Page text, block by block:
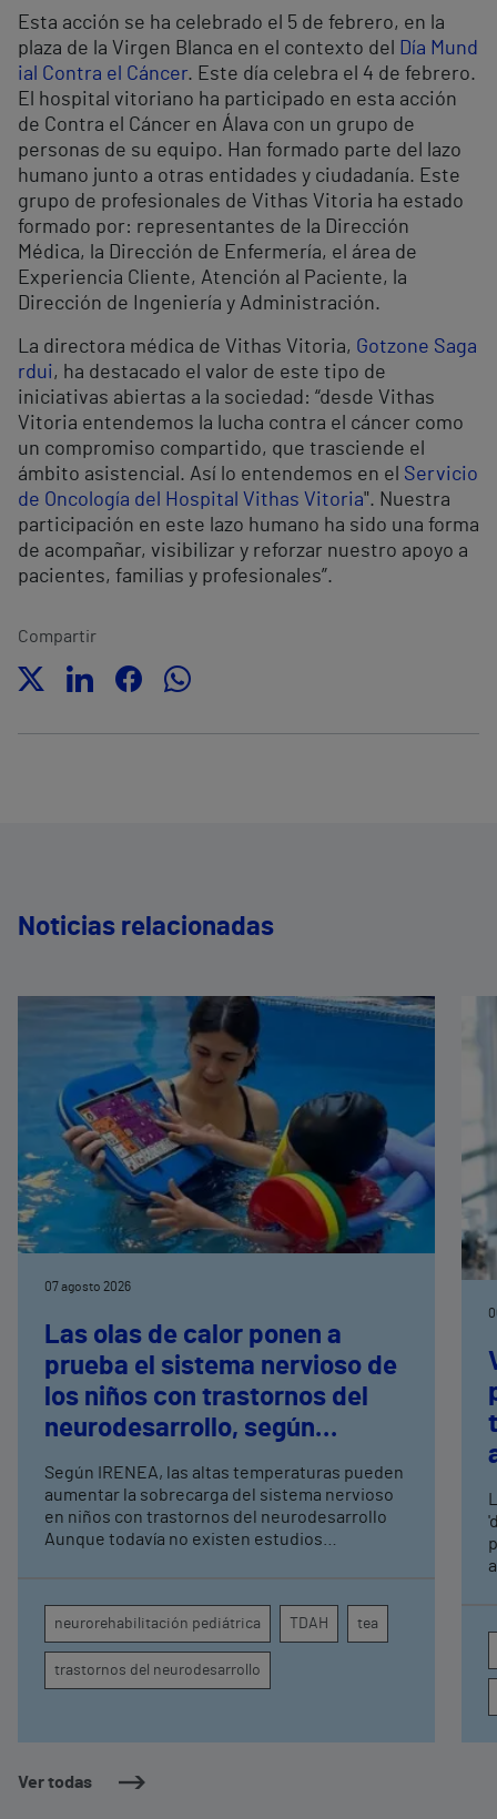
Esta acción se ha celebrado el 5 de febrero, en la
plaza de la Virgen Blanca en el contexto del
Día Mund
ial Contra el Cáncer. Este día celebra el 4 de febrero.
El hospital vitoriano ha participado en esta acción
de Contra el Cáncer en Álava con un grupo de
personas de su equipo. Han formado parte del lazo
humano junto a otras entidades y ciudadanía. Este
grupo de profesionales de Vithas Vitoria ha estado
formado por: representantes de la Dirección
Médica, la Dirección de Enfermería, el área de
Experiencia Cliente, Atención al Paciente, la
Dirección de Ingeniería y Administración.
La directora médica de Vithas Vitoria, Gotzone Saga
rdui, ha destacado el valor de este tipo de
iniciativas abiertas a la sociedad: “desde Vithas
Vitoria entendemos la lucha contra el cáncer como
un compromiso compartido, que trasciende el
ámbito asistencial. Así lo entendemos en el Servicio
de Oncología del Hospital Vithas Vitoria". Nuestra
participación en este lazo humano ha sido una forma
de acompañar, visibilizar y reforzar nuestro apoyo a
pacientes, familias y profesionales”.
Compartir
Noticias relacionadas
Ver todas
07 agosto 2026
Las olas de calor ponen a
prueba el sistema nervioso de
los niños con trastornos del
neurodesarrollo, según
neurorrehabilitación
pediátrica de Vithas
Según IRENEA, las altas temperaturas pueden
aumentar la sobrecarga del sistema nervioso
en niños con trastornos del neurodesarrollo
Aunque todavía no existen estudios
atención, la regulación emocional y la
conducta
neurorehabilitación pediátrica TDAH tea
trastornos del neurodesarrollo